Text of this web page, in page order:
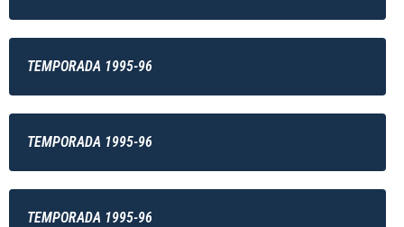
TEMPORADA 1995-96
TEMPORADA 1995-96
TEMPORADA 1995-96